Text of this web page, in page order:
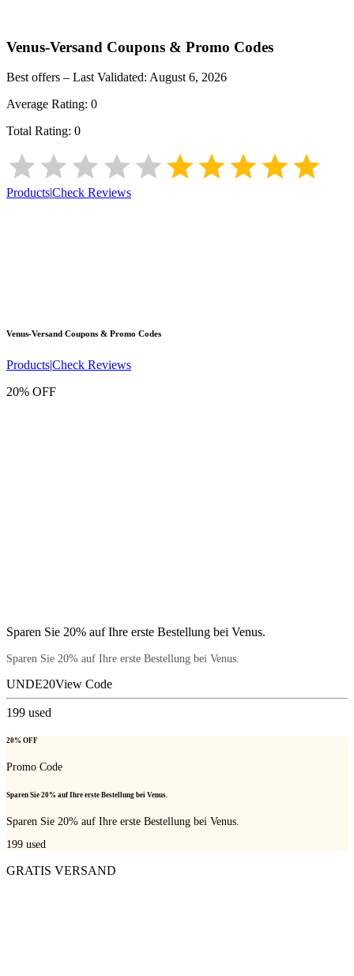
Venus-Versand Coupons & Promo Codes
Best offers – Last Validated: August 6, 2026
Average Rating: 0
Total Rating: 0
Products|Check Reviews
Venus-Versand Coupons & Promo Codes
Products|Check Reviews
20% OFF
Sparen Sie 20% auf Ihre erste Bestellung bei Venus.
Sparen Sie 20% auf Ihre erste Bestellung bei Venus.
UNDE20View Code
199 used
20% OFF
Promo Code
Sparen Sie 20% auf Ihre erste Bestellung bei Venus.
Sparen Sie 20% auf Ihre erste Bestellung bei Venus.
199 used
GRATIS VERSAND